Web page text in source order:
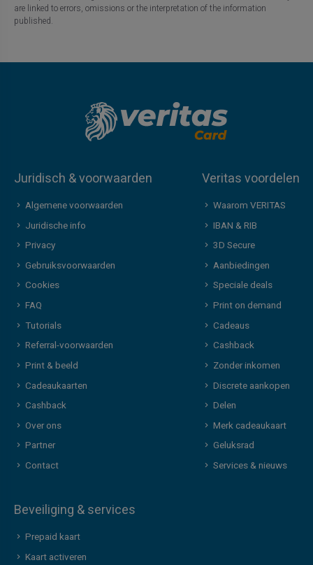
are linked to errors, omissions or the interpretation of the information
published.
Juridisch & voorwaarden
Algemene voorwaarden
Juridische info
Privacy
Gebruiksvoorwaarden
Cookies
FAQ
Tutorials
Referral-voorwaarden
Print & beeld
Cadeaukaarten
Cashback
Over ons
Partner
Contact
Veritas voordelen
Waarom VERITAS
IBAN & RIB
3D Secure
Aanbiedingen
Speciale deals
Print on demand
Cadeaus
Cashback
Zonder inkomen
Discrete aankopen
Delen
Merk cadeaukaart
Geluksrad
Services & nieuws
Beveiliging & services
Prepaid kaart
Kaart activeren